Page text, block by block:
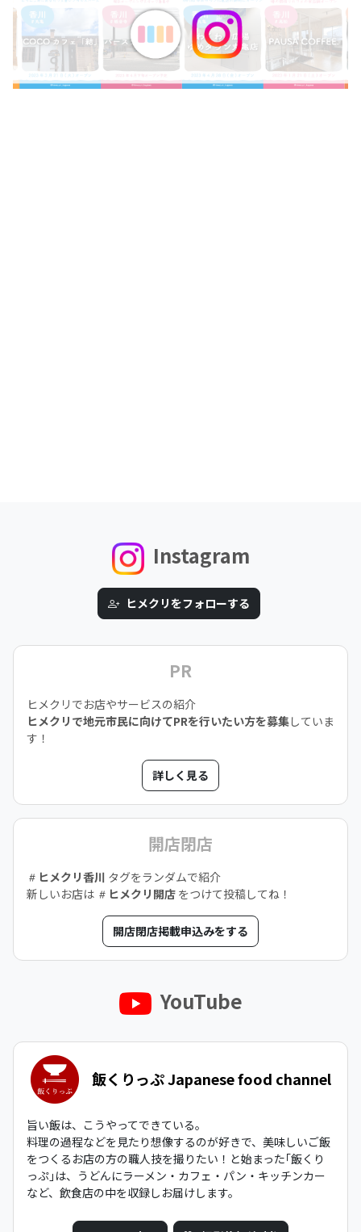
Instagram
ヒメクリをフォローする
PR
ヒメクリでお店やサービスの紹介
ヒメクリで地元市民に向けてPRを行いたい方を募集していま
す！
詳しく見る
開店閉店
ヒメクリ香川 タグをランダムで紹介
新しいお店は
ヒメクリ開店 をつけて投稿してね！
開店閉店掲載申込みをする
YouTube
飯くりっぷ Japanese food channel
旨い飯は、こうやってできている。
料理の過程などを見たり想像するのが好きで、美味しいご飯
をつくるお店の方の職人技を撮りたい！と始まった｢飯くり
っぷ｣は、うどんにラーメン・カフェ・パン・キッチンカー
など、飲食店の中を収録しお届けします。